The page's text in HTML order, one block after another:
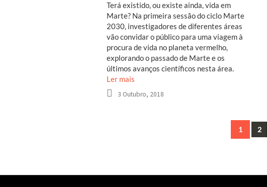
Terá existido, ou existe ainda, vida em
Marte? Na primeira sessão do ciclo Marte
2030, investigadores de diferentes áreas
vão convidar o público para uma viagem à
procura de vida no planeta vermelho,
explorando o passado de Marte e os
últimos avanços científicos nesta área.
Ler mais
3 Outubro, 2018
1 2